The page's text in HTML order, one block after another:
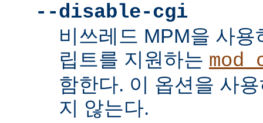
--disable-cgi
비쓰레드 MPM을 사
립트를 지원하는
함한다. 이 옵션을 사
지 않는다.